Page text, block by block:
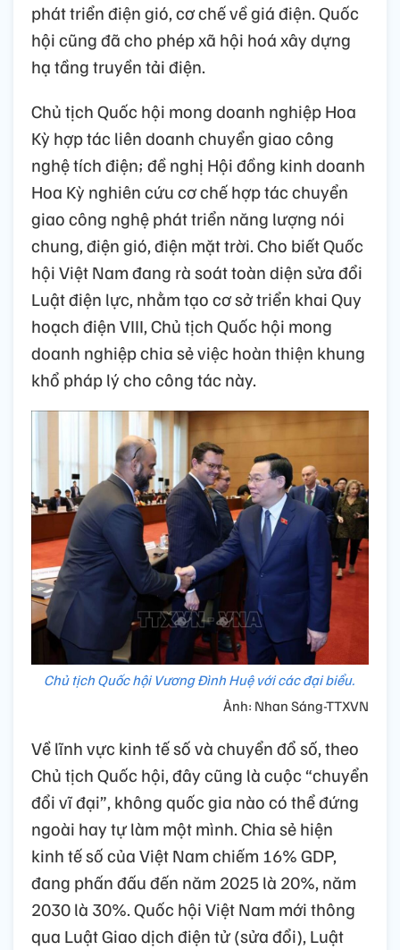
phát triển điện gió, cơ chế về giá điện. Quốc
hội cũng đã cho phép xã hội hoá xây dựng
hạ tầng truyền tải điện.
Chủ tịch Quốc hội mong doanh nghiệp Hoa
Kỳ hợp tác liên doanh chuyển giao công
nghệ tích điện; đề nghị Hội đồng kinh doanh
Hoa Kỳ nghiên cứu cơ chế hợp tác chuyển
giao công nghệ phát triển năng lượng nói
chung, điện gió, điện mặt trời. Cho biết Quốc
hội Việt Nam đang rà soát toàn diện sửa đổi
Luật điện lực, nhằm tạo cơ sở triển khai Quy
hoạch điện VIII, Chủ tịch Quốc hội mong
doanh nghiệp chia sẻ việc hoàn thiện khung
khổ pháp lý cho công tác này.
Chủ tịch Quốc hội Vương Đình Huệ với các đại biểu.
Ảnh: Nhan Sáng-TTXVN
Về lĩnh vực kinh tế số và chuyển đổ số, theo
Chủ tịch Quốc hội, đây cũng là cuộc “chuyển
đổi vĩ đại”, không quốc gia nào có thể đứng
ngoài hay tự làm một mình. Chia sẻ hiện
kinh tế số của Việt Nam chiếm 16% GDP,
đang phấn đấu đến năm 2025 là 20%, năm
2030 là 30%. Quốc hội Việt Nam mới thông
qua Luật Giao dịch điện tử (sửa đổi), Luật